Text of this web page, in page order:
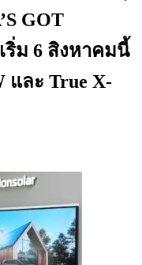
GOT
ริ่ม 6 สิงหาคมนี้
และ True X-